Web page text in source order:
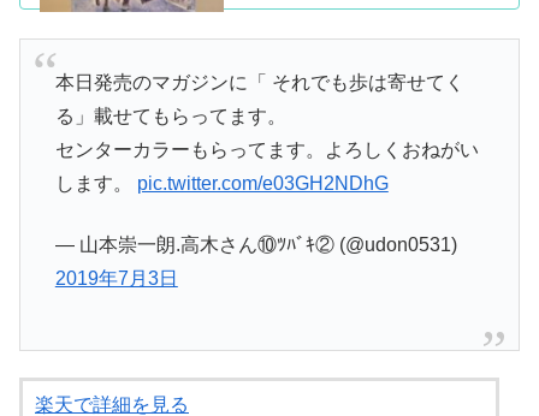
本日発売のマガジンに「 それでも歩は寄せてく
る」載せてもらってます。
センターカラーもらってます。よろしくおねがい
します。 pic.twitter.com/e03GH2NDhG
— 山本崇一朗.高木さん⑩ﾂﾊﾞｷ② (@udon0531)
2019年7月3日
楽天で詳細を見る